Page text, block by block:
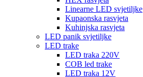
Linearne LED svjetiljke
Kupaonska rasvjeta
Kuhinjska rasvjeta
LED panik svjetiljke
LED trake
LED traka 220V
COB led trake
LED traka 12V